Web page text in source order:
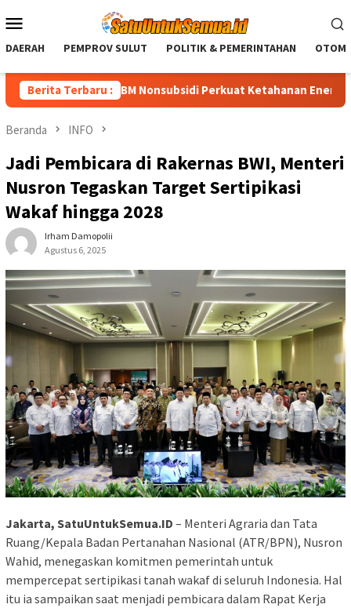
ke
Mobile
DAERAH PEMPROV SULUT POLITIK & PEMERINTAHAN
Berita Terbaru :
BBM Nonsubsidi Perkuat Ketahanan Energi Nasional
Beranda INFO
Jadi Pembicara di Rakernas BWI, Menteri
Nusron Tegaskan Target Sertipikasi
Wakaf hingga 2028
Irham Damopolii
Agustus 6, 2025
Jakarta, SatuUntukSemua.ID – Menteri Agraria dan Tata
Ruang/Kepala Badan Pertanahan Nasional (ATR/BPN), Nusron
Wahid, menegaskan komitmen pemerintah untuk
mempercepat sertipikasi tanah wakaf di seluruh Indonesia. Hal
itu ia sampaikan saat menjadi pembicara dalam Rapat Kerja